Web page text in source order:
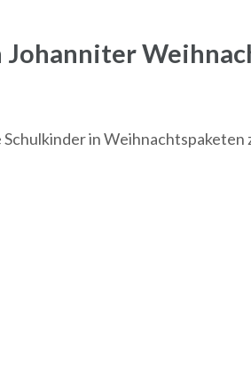
Johanniter
in Weihnachtspaketen